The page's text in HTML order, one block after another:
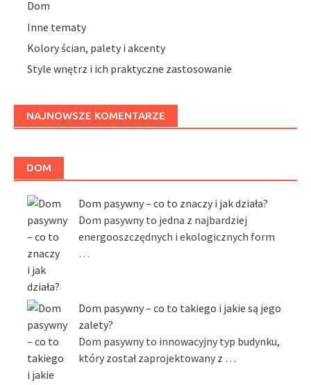
Dom
Inne tematy
Kolory ścian, palety i akcenty
Style wnętrz i ich praktyczne zastosowanie
NAJNOWSZE KOMENTARZE
DOM
Dom pasywny – co to znaczy i jak działa?
Dom pasywny to jedna z najbardziej
energooszczędnych i ekologicznych form
…
Dom pasywny – co to takiego i jakie są jego
zalety?
Dom pasywny to innowacyjny typ budynku,
który został zaprojektowany z …